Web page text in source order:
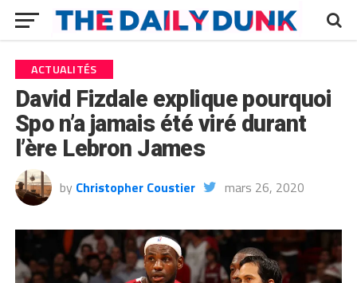
ACTUALITÉS
David Fizdale explique pourquoi
Spo n’a jamais été viré durant
l’ère Lebron James
by Christopher Coustier mars 26, 2020